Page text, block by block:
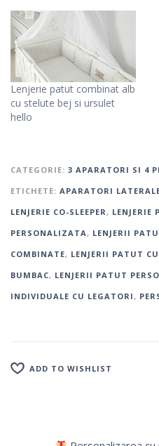
Lenjerie patut combinat alb
cu stelute bej si ursulet
hello
CATEGORIE: 3 APARATORI SI 4
ETICHETE: APARATORI
LENJERIE CO-SLEEPER, LENJERIE
PERSONALIZATA, LENJERII
COMBINATE, LENJERII PATUT
BUMBAC, LENJERII PATUT
INDIVIDUALE CU LEGATORI,
ADD TO WISHLIST